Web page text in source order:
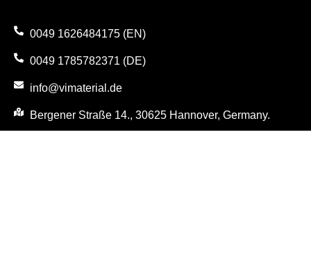
0049 1626484175 (EN)
0049 1785782371 (DE)
info@vimaterial.de
Bergener Straße 14., 30625 Hannover, Germany.